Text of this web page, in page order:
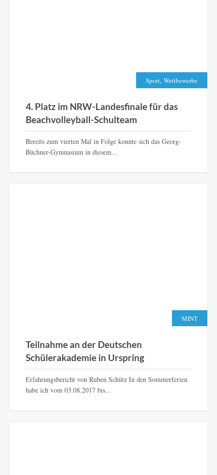
Sport, Wettbewerbe
4. Platz im NRW-Landesfinale für das
Beachvolleyball-Schulteam
Bereits zum vierten Mal in Folge konnte sich das Georg-
Büchner-Gymnasium in diesem...
MINT
Teilnahme an der Deutschen
Schülerakademie in Urspring
Erfahrungsbericht von Ruben Schütz In den Sommerferien
habe ich vom 03.08.2017 bis...